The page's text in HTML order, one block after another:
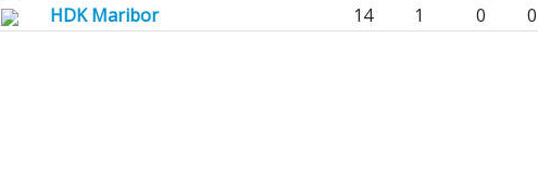
HDK Maribor 14 1 0 0